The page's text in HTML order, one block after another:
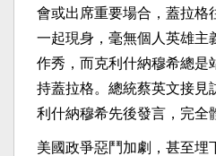
會或出席重要場合，蓋拉格
一起現身，毫無個人英雄主
作秀，而克利什納穆希總是
持蓋拉格。總統蔡英文接見
利什納穆希先後發言，完全
美國政爭惡鬥加劇，甚至埋